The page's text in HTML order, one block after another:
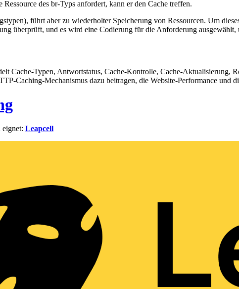
des br-Typs anfordert, kann er den Cache treffen.
führt aber zu wiederholter Speicherung von Ressourcen. Um
überprüft, und es wird eine Codierung für die Anforderung ausgewählt,
Cache-Typen, Antwortstatus, Cache-Kontrolle, Cache-Aktualisierung,
Caching-Mechanismus dazu beitragen, die Website-Performance und
eignet: Leapcell